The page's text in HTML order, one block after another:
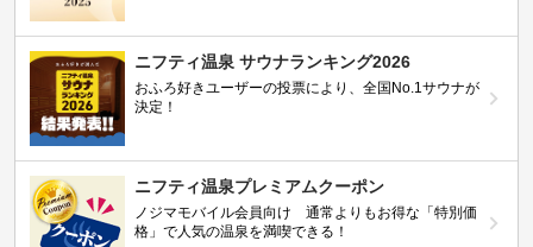
ニフティ温泉 サウナランキング2026
おふろ好きユーザーの投票により、全国No.1サウナが
決定！
ニフティ温泉プレミアムクーポン
ノジマモバイル会員向け 通常よりもお得な「特別価
格」で人気の温泉を満喫できる！